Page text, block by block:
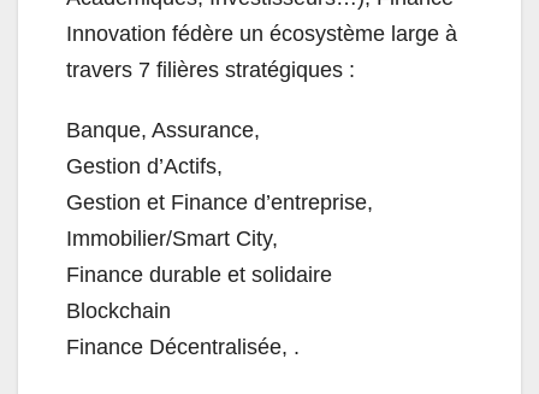
Innovation fédère un écosystème large à
travers 7 filières stratégiques :
Banque, Assurance,
Gestion d’Actifs,
Gestion et Finance d’entreprise,
Immobilier/Smart City,
Finance durable et solidaire
Blockchain
Finance Décentralisée, .